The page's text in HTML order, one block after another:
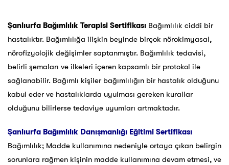
Şanlıurfa Bağımlılık Terapisi Sertifikası Bağımlılık ciddi bir
hastalıktır. Bağımlılığa ilişkin beyinde birçok nörokimyasal,
nörofizyolojik değişimler saptanmıştır. Bağımlılık tedavisi,
belirli şemaları ve ilkeleri içeren kapsamlı bir protokol ile
sağlanabilir. Bağımlı kişiler bağımlılığın bir hastalık olduğunu
kabul eder ve hastalıklarda uyulması gereken kurallar
olduğunu bilirlerse tedaviye uyumları artmaktadır.
Şanlıurfa Bağımlılık Danışmanlığı Eğitimi Sertifikası
Bağımlılık; Madde kullanımına nedeniyle ortaya çıkan belirgin
sorunlara rağmen kişinin madde kullanımına devam etmesi, ve